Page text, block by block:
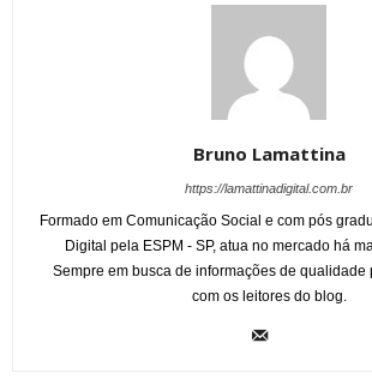
Bruno Lamattina
https://lamattinadigital.com.br
Formado em Comunicação Social e com pós
Digital pela ESPM - SP, atua no mercado há
Sempre em busca de informações de qualidade
com os leitores do blog.